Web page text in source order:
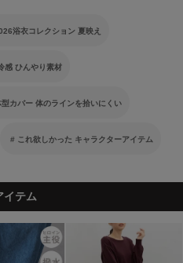
浴衣コレクション 夏映え
感 ひんやり素材
型カバー 体のラインを拾いにくい
これ欲しかった キャラクターアイテム
イテム